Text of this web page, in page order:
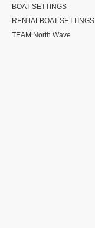
BOAT SETTINGS
RENTALBOAT SETTINGS
TEAM North Wave